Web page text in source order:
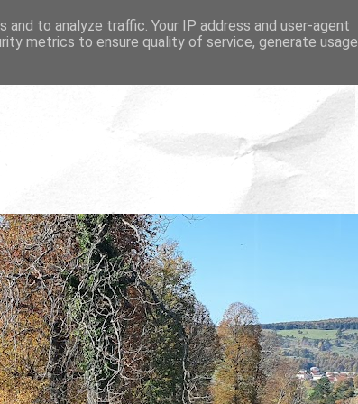
to analyze traffic. Your IP address and user-agent
metrics to ensure quality of service, generate usage